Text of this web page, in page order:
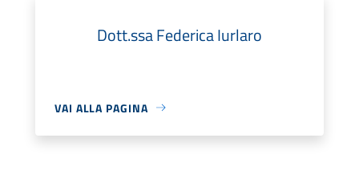
Dott.ssa Federica Iurlaro
VAI ALLA PAGINA